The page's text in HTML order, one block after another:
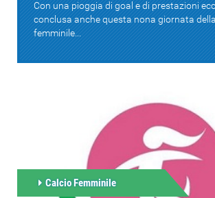
Con una pioggia di goal e di prestazioni
conclusa anche questa nona giornata
femminile...
Calcio Femminile